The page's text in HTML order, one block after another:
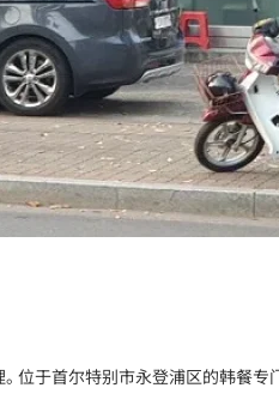
位于首尔特别市永登浦区的韩餐专